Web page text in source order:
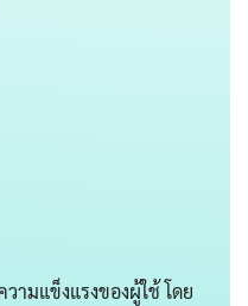
ามแข็งแรงของผู้ใช้ โดย